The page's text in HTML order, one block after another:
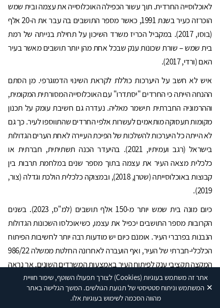
אתר זה משתמש בעוגיות(Cookies) לצורך תפעולו השוטף, שיפור חוויית
המשתמש וניתוח סטטיסטי של תנועת הגולשים. המשך הגלישה באתר
מהווה הסכמה לשימוש בעוגיות אלו.
✕
לאוכלוסייה החרדית. תוך עשור הכפילה האוכלוסייה את עצמה ובית שמש
הוכרזה כעיר בשנת 1991, כאשר מספר התושבים בה עבר את ה-20 אלף
(בוסו, 2017). במקביל הכריז משרד השיכון על תחילת בנייתה של רמת
בית שמש – שורת שכונות ענק שבכל אחת מהן יותר תושבים מאשר בעיר
האם (ורדי, 2017).
איש לא חשב על היערכות כוללת לקראת השינוי הדמוגרפי. מן הסתם
ההנחה הייתה כי החרדים "יסתדרו" עם האוכלוסייה המסורתית המקומית,
וההרמוניה החברתית תישמר מאליה. נעדרה גם חשיבת עומק על תכנון
מקומות תעסוקה מותאמים לעשרות אלפי החרדים שהתווספו לעיר. כך גם
לא הייתה כל היערכות להשלכות של הפיכת העיירה לאחת הערים הגדולות
בישראל (רגב ועמיתיו, 2021). בהיעדר הכנה תשתיתית, חברתית או
כלכלית מצאה העיר את עצמה בתוך מספר שנים במלחמת תרבות בין
קבוצות באוכלוסייתה (שטרן, 2018), ובמצוקה כלכלית הולכת וגדלה (צור,
2019).
כיום מונה בית שמש יותר מ-150 אלף תושבים (למ"ס, 2023). בשנים
הקרובות מספר התושבים יכפיל את עצמו, כשיאוכלסו השכונות הגדולות
הנבנות בפרברי העיר. אומנם כיום יש מודעות רבה יותר לחשיבות הפיתוח
הכלכלי-חברתי של העיר, ואף הועברה לאחרונה החלטת ממשלה 986/22
המקצה תקציבי ענק לפיתוח העיר באמצעות המשרדים השונים, אך נראה
כי זה מעט מדי ומאוחר מדי. שסעים חברתיים רבים מפלגים גם כיום את